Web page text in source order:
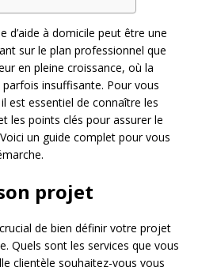
d’aide à domicile peut être une
sur le plan professionnel que
en pleine croissance, où la
insuffisante. Pour vous
est essentiel de connaître les
les points clés pour assurer le
un guide complet pour vous
projet
de bien définir votre projet
Quels sont les services que vous
clientèle souhaitez-vous vous